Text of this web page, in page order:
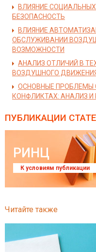
ВЛИЯНИЕ
БЕЗОПАСНОСТЬ
ВЛИЯНИЕ
ОБСЛУЖИВАНИИ
ВОЗМОЖНОСТИ
АНАЛИЗ ОТЛИЧИЙ В
ВОЗДУШНОГО
ОСНОВНЫЕ ПРОБЛЕМЫ
КОНФЛИКТАХ: АНАЛИЗ
ПУБЛИКАЦИИ
РИНЦ
К условиям публикации
Читайте также